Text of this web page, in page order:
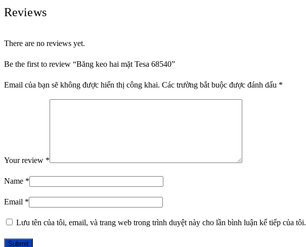
Reviews
There are no reviews yet.
Be the first to review “Băng keo hai mặt Tesa 68540”
Email của bạn sẽ không được hiển thị công khai. Các trường bắt buộc được đánh dấu *
Your review *
Name *
Email *
Lưu tên của tôi, email, và trang web trong trình duyệt này cho lần bình luận kế tiếp của tôi.